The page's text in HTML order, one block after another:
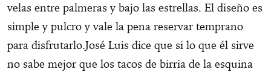
velas entre palmeras y bajo las estrellas. El diseño es
simple y pulcro y vale la pena reservar temprano
para disfrutarlo.José Luis dice que si lo que él sirve
no sabe mejor que los tacos de birria de la esquina